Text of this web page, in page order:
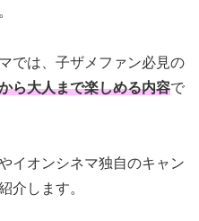
では、子ザメファン必見の
ら大人まで楽しめる内容で
イオンシネマ独自のキャン
介します。